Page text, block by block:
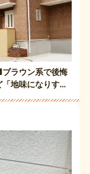
ブラウン系で後悔
地味になりすぎ